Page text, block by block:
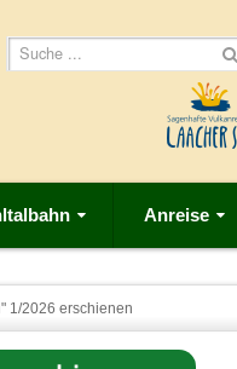
Anreise
1/2026 erschienen